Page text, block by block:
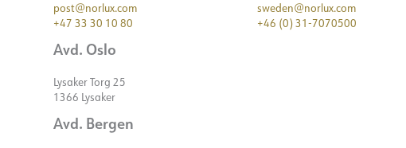
post@norlux.com
+47 33 30 10 80
Avd. Oslo
Lysaker Torg 25
1366 Lysaker
Avd. Bergen
sweden@norlux.com
+46 (0) 31-7070500